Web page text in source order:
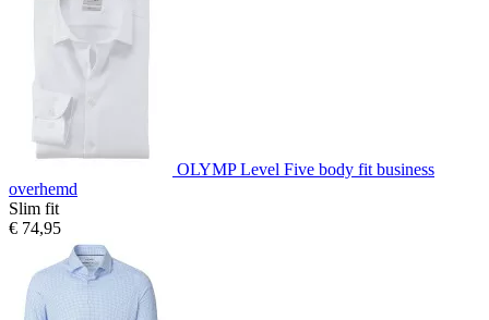
OLYMP Level Five body fit business
overhemd
Slim fit
€ 74,95